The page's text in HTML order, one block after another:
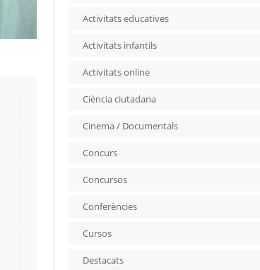
Activitats educatives
Activitats infantils
Activitats online
Ciència ciutadana
Cinema / Documentals
Concurs
Concursos
Conferències
Cursos
Destacats